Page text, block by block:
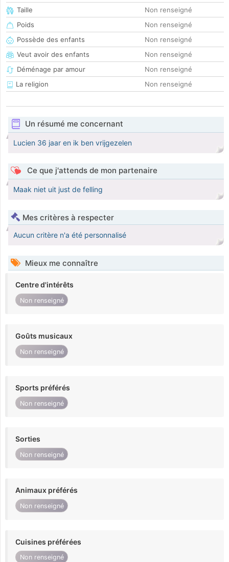
Taille
Non renseigné
Poids
Non renseigné
Possède des enfants
Non renseigné
Veut avoir des enfants
Non renseigné
Déménage par amour
Non renseigné
La religion
Non renseigné
Un résumé me concernant
Lucien 36 jaar en ik ben vrijgezelen
Ce que j'attends de mon partenaire
Maak niet uit just de felling
Mes critères à respecter
Aucun critère n'a été personnalisé
Mieux me connaître
Centre d'intérêts
Non renseigné
Goûts musicaux
Non renseigné
Sports préférés
Non renseigné
Sorties
Non renseigné
Animaux préférés
Non renseigné
Cuisines préférées
Non renseigné